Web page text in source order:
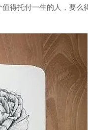
得托付一生的人，要么